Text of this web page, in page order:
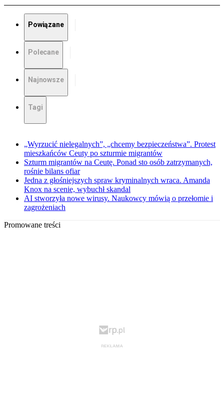
Powiązane
Polecane
Najnowsze
Tagi
„Wyrzucić nielegalnych”, „chcemy bezpieczeństwa”. Protest
mieszkańców Ceuty po szturmie migrantów
Szturm migrantów na Ceutę. Ponad sto osób zatrzymanych,
rośnie bilans ofiar
Jedna z głośniejszych spraw kryminalnych wraca. Amanda
Knox na scenie, wybuchł skandal
AI stworzyła nowe wirusy. Naukowcy mówią o przełomie i
zagrożeniach
Promowane treści